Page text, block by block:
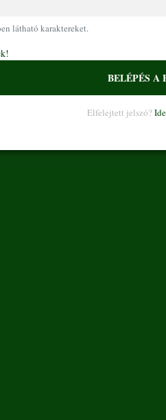
látható karaktereket.
BELÉPÉS A
Elfelejtett jelszó?